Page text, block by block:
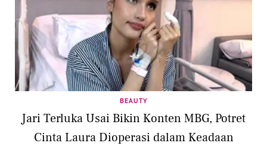
BEAUTY
Jari Terluka Usai Bikin Konten MBG, Potret
Cinta Laura Dioperasi dalam Keadaan